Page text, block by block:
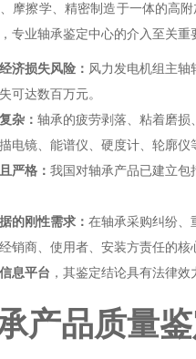
摩擦学、精密制造于一体的高
专业轴承鉴定中心的介入至关重
济损失风险： 风力发电机组主
可达数百万元。
杂： 轴承的疲劳剥落、粘着磨
电镜、能谱仪、硬度计、轮廓仪
严格： 我国对轴承产品已建立
的刚性需求： 在轴承采购纠纷、
销商、使用者、安装方责任的核
息平台 ，其鉴定结论具有法律效
产品质量